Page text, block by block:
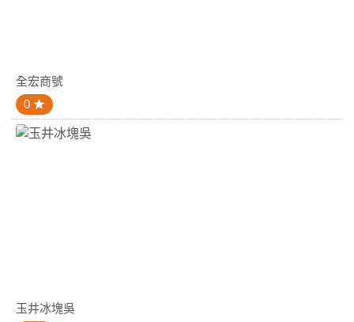
全宏商號
0
玉井冰塊吳